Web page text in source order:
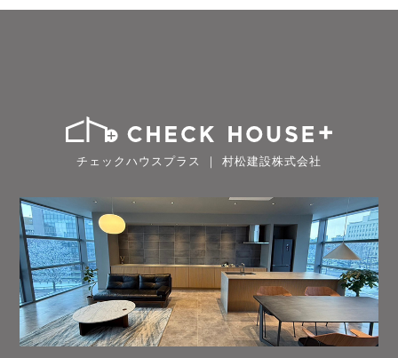
チェックハウスプラス ｜ 村松建設株式会社